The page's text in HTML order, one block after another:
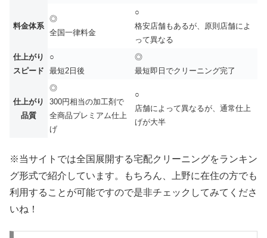
料金体系
◎
全国一律料金
○
格安店舗もあるが、原則店舗によ
って異なる
仕上がり
スピード
○
最短2日後
◎
最短即日でクリーニング完了
仕上がり
品質
◎
300円相当の加工剤で
全商品プレミアム仕上
げ
○
店舗によって異なるが、通常仕上
げが大半
※当サイトでは全国展開する宅配クリーニングをランキン
グ形式で紹介しています。もちろん、上野に在住の方でも
利用することが可能ですので是非チェックしてみてくださ
いね！